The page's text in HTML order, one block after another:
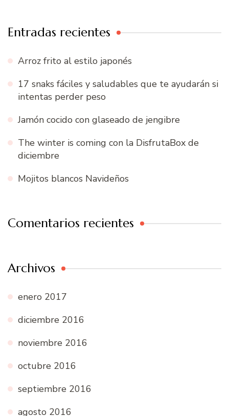
Entradas recientes
Arroz frito al estilo japonés
17 snaks fáciles y saludables que te ayudarán si
intentas perder peso
Jamón cocido con glaseado de jengibre
The winter is coming con la DisfrutaBox de
diciembre
Mojitos blancos Navideños
Comentarios recientes
Archivos
enero 2017
diciembre 2016
noviembre 2016
octubre 2016
septiembre 2016
agosto 2016